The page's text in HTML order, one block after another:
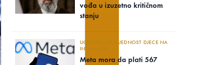
vođa u izuzetno kritičnom
stanju
UGROZILA BEZBJEDNOST DJECE NA
INTERNETU
Meta mora da plati 567